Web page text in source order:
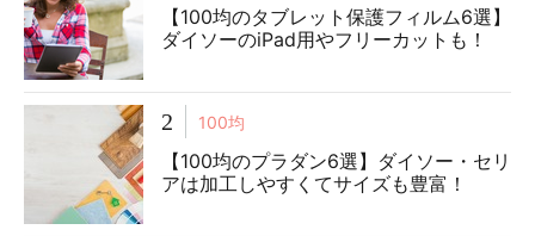
【100均のタブレット保護フィルム6選】
ダイソーのiPad用やフリーカットも！
2 100均
【100均のプラダン6選】ダイソー・セリ
アは加工しやすくてサイズも豊富！